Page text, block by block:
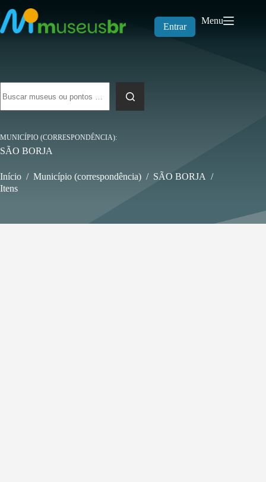
para
o
conteúdo
Entrar
Menu
resultados
MUNICÍPIO (CORRESPONDÊNCIA)
SÃO BORJA
Início / Município (correspondência) / SÃO BORJA /
Itens